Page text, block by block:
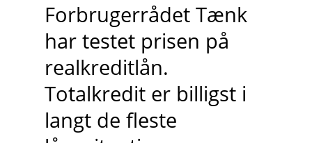
Forbrugerrådet Tænk
har testet prisen på
realkreditlån.
Totalkredit er billigst i
langt de fleste